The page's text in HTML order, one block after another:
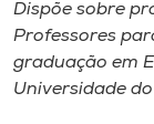
Diplomados
Cultura
Dispõe sobre
Professores
graduação em
Universidade